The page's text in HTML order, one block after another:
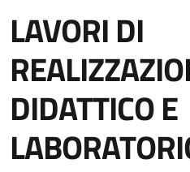
LAVORI DI
DIDATTICO E